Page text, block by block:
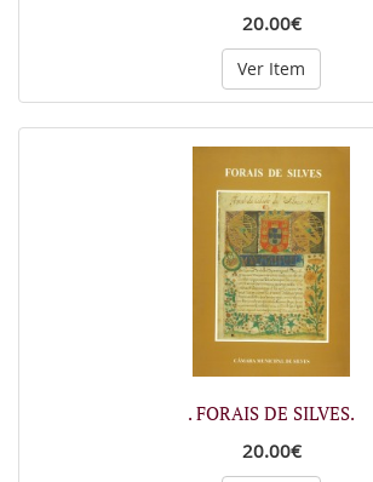
20.00€
Ver Item
. FORAIS DE SILVES.
20.00€